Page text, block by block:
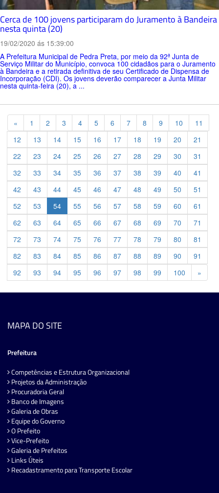
Cerca de 100 jovens participaram do Juramento à Bandeira
nesta quinta (20)
19/02/2020 ás 15:39:00
A Prefeitura Municipal de Pedra Preta, por meio da 92ª Junta de
Serviço Militar do Município, convoca 100 cidadãos para o Juramento
à Bandeira e a retirada definitiva de seu Certificado de Dispensa de
Incorporação (CDI). Os jovens deverão comparecer a Junta Militar
nesta quinta-feira (20), a ...
« Previous
1 2 3 4 5 6 7 8 9 10
11
12
13 14 15 16 17 18 19 20
21
22
23 24 25 26 27 28 29 30
31
32
33 34 35 36 37 38 39 40
41
42
43 44 45 46 47 48 49 50
51
52
53 54 55 56 57 58 59 60
61
62
63 64 65 66 67 68 69 70
71
72
73 74 75 76 77 78 79 80
81
82
83 84 85 86 87 88 89 90
91
92
93 94 95 96 97 98 99 100 »
MAPA DO SITE
Prefeitura
Competências e Estrutura Organizacional
Projetos da Administração
Procuradoria Geral
Banco de Imagens
Galeria de Obras
Equipe do Governo
O Prefeito
Vice-Prefeito
Galeria de Prefeitos
Links Úteis
Recadastramento para Transporte Escolar